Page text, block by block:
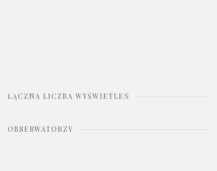
ŁĄCZNA LICZBA WYŚWIETLEŃ
OBSERWATORZY